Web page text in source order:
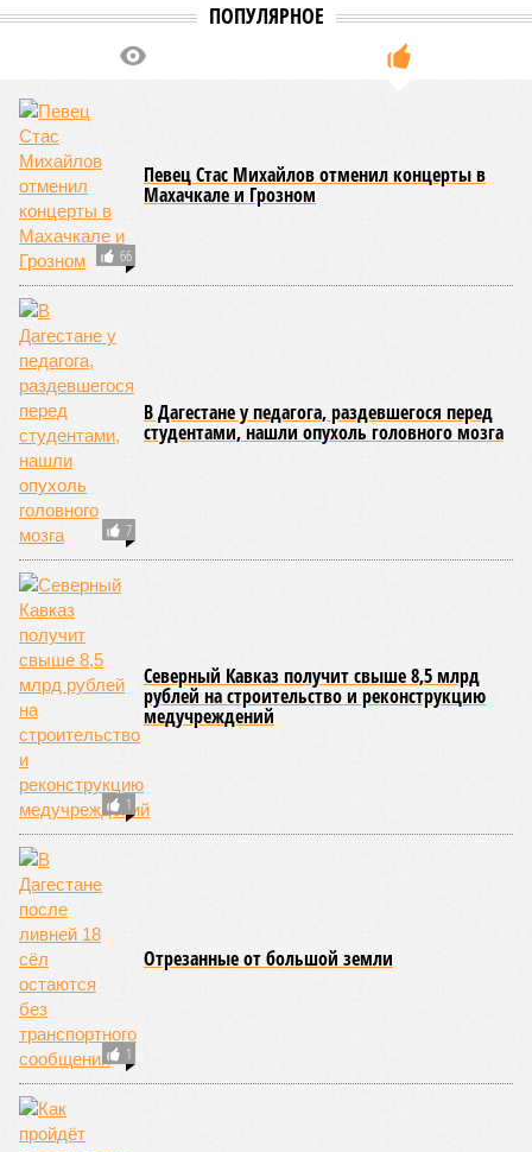
ПОПУЛЯРНОЕ
66
Певец Стас Михайлов отменил концерты в
Махачкале и Грозном
7
В Дагестане у педагога, раздевшегося перед
студентами, нашли опухоль головного мозга
1
Северный Кавказ получит свыше 8,5 млрд
рублей на строительство и реконструкцию
медучреждений
1
Отрезанные от большой земли